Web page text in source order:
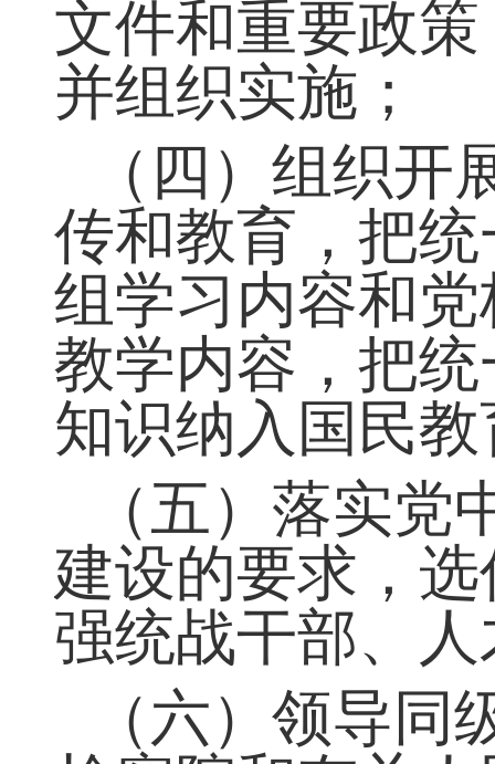
（三）按照权
文件和重要政
并组织实施；
（四）组织开
传和教育，把
组学习内容和
教学内容，把
知识纳入国民
（五）落实党
建设的要求，
强统战干部、